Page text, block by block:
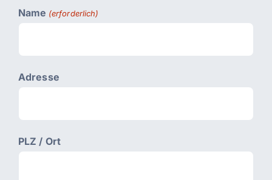
Name (erforderlich)
Adresse
PLZ / Ort